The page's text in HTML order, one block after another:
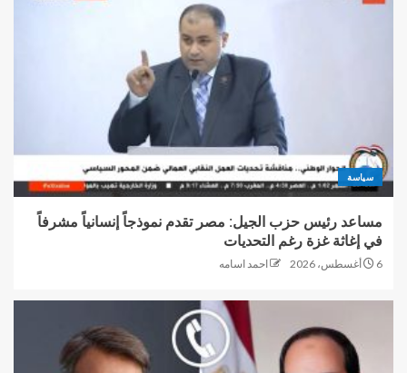
سياسة
مساعد رئيس حزب الجيل: مصر تقدم نموذجاً إنسانياً مشرفاً
في إغاثة غزة رغم التحديات
6 أغسطس، 2026 احمد اسامه